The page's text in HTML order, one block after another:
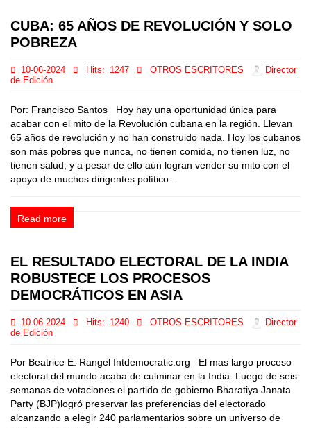
CUBA: 65 AÑOS DE REVOLUCIÓN Y SOLO
POBREZA
10-06-2024 Hits: 1247 OTROS ESCRITORES
Director
de Edición
Por: Francisco Santos Hoy hay una oportunidad única para
acabar con el mito de la Revolución cubana en la región. Llevan
65 años de revolución y no han construido nada. Hoy los cubanos
son más pobres que nunca, no tienen comida, no tienen luz, no
tienen salud, y a pesar de ello aún logran vender su mito con el
apoyo de muchos dirigentes político...
Read more
EL RESULTADO ELECTORAL DE LA INDIA
ROBUSTECE LOS PROCESOS
DEMOCRÁTICOS EN ASIA
10-06-2024 Hits: 1240 OTROS ESCRITORES
Director
de Edición
Por Beatrice E. Rangel Intdemocratic.org El mas largo proceso
electoral del mundo acaba de culminar en la India. Luego de seis
semanas de votaciones el partido de gobierno Bharatiya Janata
Party (BJP)logró preservar las preferencias del electorado
alcanzando a elegir 240 parlamentarios sobre un universo de